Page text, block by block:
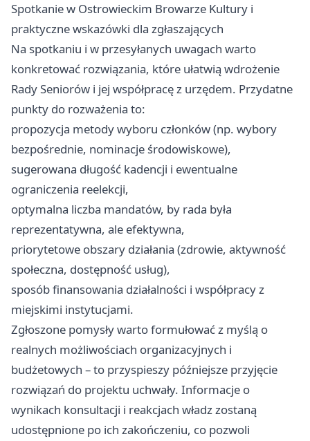
Spotkanie w Ostrowieckim Browarze Kultury i
praktyczne wskazówki dla zgłaszających
Na spotkaniu i w przesyłanych uwagach warto
konkretować rozwiązania, które ułatwią wdrożenie
Rady Seniorów i jej współpracę z urzędem. Przydatne
punkty do rozważenia to:
propozycja metody wyboru członków (np. wybory
bezpośrednie, nominacje środowiskowe),
sugerowana długość kadencji i ewentualne
ograniczenia reelekcji,
optymalna liczba mandatów, by rada była
reprezentatywna, ale efektywna,
priorytetowe obszary działania (zdrowie, aktywność
społeczna, dostępność usług),
sposób finansowania działalności i współpracy z
miejskimi instytucjami.
Zgłoszone pomysły warto formułować z myślą o
realnych możliwościach organizacyjnych i
budżetowych – to przyspieszy późniejsze przyjęcie
rozwiązań do projektu uchwały. Informacje o
wynikach konsultacji i reakcjach władz zostaną
udostępnione po ich zakończeniu, co pozwoli